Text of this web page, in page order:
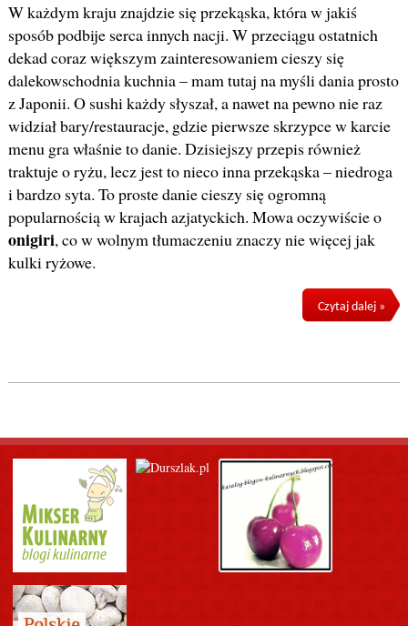
W każdym kraju znajdzie się przekąska, która w jakiś
sposób podbije serca innych nacji. W przeciągu ostatnich
dekad coraz większym zainteresowaniem cieszy się
dalekowschodnia kuchnia – mam tutaj na myśli dania prosto
z Japonii. O sushi każdy słyszał, a nawet na pewno nie raz
widział bary/restauracje, gdzie pierwsze skrzypce w karcie
menu gra właśnie to danie. Dzisiejszy przepis również
traktuje o ryżu, lecz jest to nieco inna przekąska – niedroga
i bardzo syta. To proste danie cieszy się ogromną
popularnością w krajach azjatyckich. Mowa oczywiście o
onigiri, co w wolnym tłumaczeniu znaczy nie więcej jak
kulki ryżowe.
Czytaj dalej »